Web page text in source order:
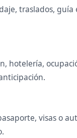
traslados,
hotelería,
visas o